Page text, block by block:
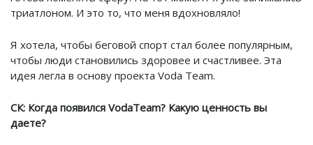
триатлоном. И это то, что меня вдохновляло!
Я хотела, чтобы беговой спорт стал более популярным,
чтобы люди становились здоровее и счастливее. Эта
идея легла в основу проекта Voda Team.
СК: Когда появился VodaTeam? Какую ценность вы
даете?